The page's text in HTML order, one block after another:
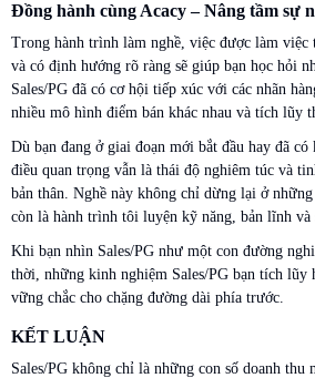
Đồng hành cùng Acacy – Nâng tầm sự
Trong hành trình làm nghề, việc được làm
và có định hướng rõ ràng sẽ giúp bạn học hỏi
Sales/PG đã có cơ hội tiếp xúc với các nhãn
nhiều mô hình điểm bán khác nhau và tích lũy
Dù bạn đang ở giai đoạn mới bắt đầu hay đã
điều quan trọng vẫn là thái độ nghiêm túc và
bản thân. Nghề này không chỉ dừng lại ở
còn là hành trình tôi luyện kỹ năng, bản lĩnh
Khi bạn nhìn Sales/PG như một con đường
thời, những kinh nghiệm Sales/PG bạn tích lũy
vững chắc cho chặng đường dài phía trước.
KẾT LUẬN
Sales/PG không chỉ là những con số doanh